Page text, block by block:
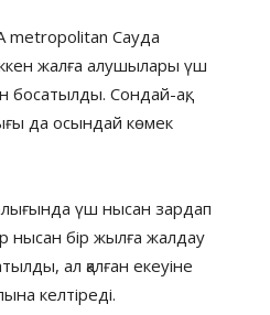
metropolitan Сауда
жалға алушылары үш
босатылды. Сондай-ақ,
да осындай көмек
үш нысан зардап
нысан бір жылға жалдау
ал қалған екеуіне
келтіреді.